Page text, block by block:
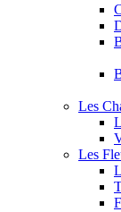
Les
Les